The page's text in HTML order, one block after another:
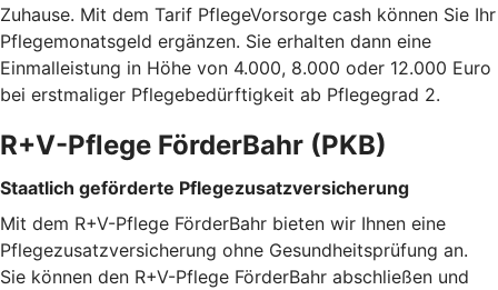
Zuhause. Mit dem Tarif PflegeVorsorge cash können Sie Ihr
Pflegemonatsgeld ergänzen. Sie erhalten dann eine
Einmalleistung in Höhe von 4.000, 8.000 oder 12.000 Euro
bei erstmaliger Pflegebedürftigkeit ab Pflegegrad 2.
R+V-Pflege FörderBahr (PKB)
Staatlich geförderte Pflegezusatzversicherung
Mit dem R+V-Pflege FörderBahr bieten wir Ihnen eine
Pflegezusatzversicherung ohne Gesundheitsprüfung an.
Sie können den R+V-Pflege FörderBahr abschließen und